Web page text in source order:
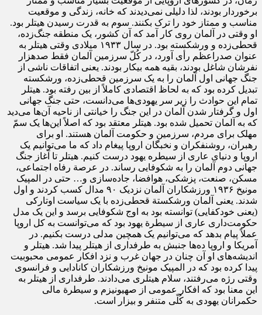
برخوردار بودند، لذا دلیلی نمی‌دیدند که خانه، زندگی و موقعیت
مناسب و ممتاز خود را ترک بکنند. سوم به قدرت رسیدن هیتلر بود.
او وقتی در آلمان روی کار آمد که آن کشور، یک منطقه جنگ‌زده،
قحطی‌زده و ورشکسته بود. در سال ۱۹۳۳ میلادی وقتی هیتلر به
عنوان صدراعظم رأی آورد، در کُلّ سرزمین آلمان فقط صدهزار
نفرشان شاغل بودند، بقیه همه بیکار بودند. یعنی اتفاقات ناشی از
جنگ جهانی اول آلمان را به یک سرزمین قحطی‌زده، ورشکسته
تبدیل کرده بود که به لحاظ اقتصادی کاملاً از بین رفته بود. هیتلر
تمام این حوادث را زیر سر یهودی‌ها می‌دانست، حتی جنگ جهانی
اول و گرفتار شدن آلمان در این جنگ را خیانتی از ناحیه آن‌ها می‌دید
که به آلمان تحمیل شده بود. هیتلر معتقد بود که اصلاً این‌ها یک سمّ
مهلک برای مردم، سرزمین و حکومت آلمان هستند. او برای
رهبران، روشنفکران و نخبگان اروپا پیغام داد که ما می‌توانیم یک
اروپا و دنیای عاری از سیطره یهود درست کنیم. هیتلر تا آغاز جنگ
جهانی دوم آلمان را به شکوفایی رساند. در عرصة رفاه اجتماعی،
مسکن، صنعت، پزشکی، هوافضا، جاده‌سازی و… حتی در المپیک
مونیخ ۱۹۳۶ ورزشکاران آلمان نزدیک ۹۰ مدال کسب کردند و اول
شدند. یعنی آلمان ورشکستة قحطی‌زده با یک سیاست اوتارکی
(یعنی خودکفایی) توانسته بود به اوج شکوفایی برسد و این یک مدل
حکومت‌داری عاری از سیطرة یهود بود که می‌توانست به کل اروپا
عملاً پیام بدهد که می‌توانیم یک همچین مدلی درست بکنیم. در
آمریکا و اروپا ده‌ها جنبش به طرفداری از هیتلر پیدا شد. هیتلر و
اندیشه‌های او آن چنان در جهان غرب و نزد افکار عمومی محبوبیت
پیدا کرده بود که در المپیک مونیخ ورزشکاران کانادایی و فرانسوی
وقتی رژه می‌رفتند، سلام هیتلری می‌دادند. طرفداری از هیتلر به
این معنا بود که افکار عمومی از صهیونیزم و سیطرة مالی
حکمرانان یهودی به کُلّی متنفر و بیزار است.